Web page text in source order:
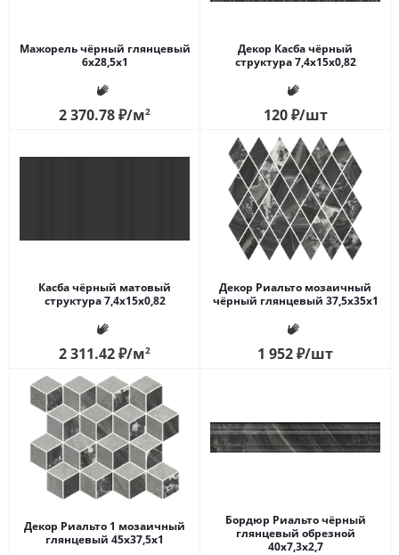
Мажорель чёрный глянцевый
6x28,5x1
2 370.78₽/м2
Декор Касба чёрный
структура 7,4x15x0,82
120₽/шт
Касба чёрный матовый
структура 7,4x15x0,82
2 311.42₽/м2
Декор Риальто мозаичный
чёрный глянцевый 37,5x35x1
1 952₽/шт
Декор Риальто 1 мозаичный
глянцевый 45x37,5x1
Бордюр Риальто чёрный
глянцевый обрезной
40x7,3x2,7